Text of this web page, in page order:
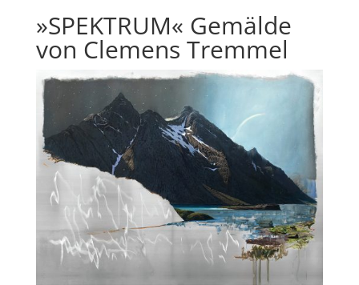
»SPEKTRUM« Gemälde
von Clemens Tremmel